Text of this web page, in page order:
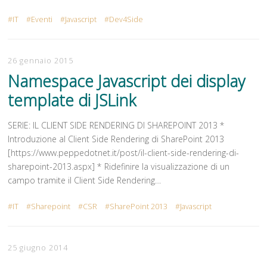
IT Eventi Javascript Dev4Side
26 gennaio 2015
Namespace Javascript dei display
template di JSLink
SERIE: IL CLIENT SIDE RENDERING DI SHAREPOINT 2013 *
Introduzione al Client Side Rendering di SharePoint 2013
[https://www.peppedotnet.it/post/il-client-side-rendering-di-
sharepoint-2013.aspx] * Ridefinire la visualizzazione di un
campo tramite il Client Side Rendering…
IT Sharepoint CSR SharePoint 2013 Javascript
25 giugno 2014